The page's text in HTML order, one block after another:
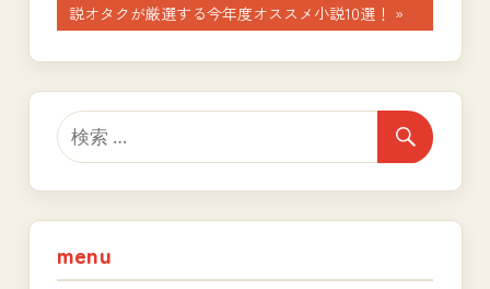
ナ
ビ
ゲ
ー
シ
ョ
ン
の
記
事:
説オタクが厳選する今年度オススメ小説10選！
menu